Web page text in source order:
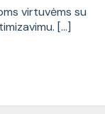
virtuvėms su
[...]